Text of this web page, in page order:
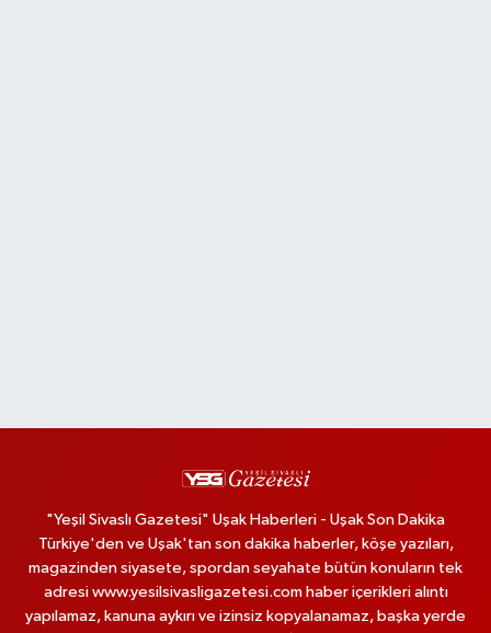
"Yeşil Sivaslı Gazetesi" Uşak Haberleri - Uşak Son Dakika
Türkiye'den ve Uşak'tan son dakika haberler, köşe yazıları,
magazinden siyasete, spordan seyahate bütün konuların tek
adresi www.yesilsivasligazetesi.com haber içerikleri alıntı
yapılamaz, kanuna aykırı ve izinsiz kopyalanamaz, başka yerde